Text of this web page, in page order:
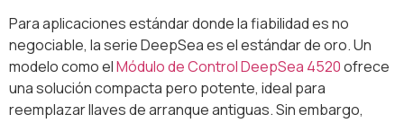
Para aplicaciones estándar donde la fiabilidad es no
negociable, la serie DeepSea es el estándar de oro. Un
modelo como elMódulo de Control DeepSea 4520ofrece
una solución compacta pero potente, ideal para
reemplazar llaves de arranque antiguas. Sin embargo,